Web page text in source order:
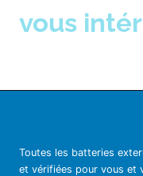
vous
Toutes les batteries
et vérifiées pour vous et